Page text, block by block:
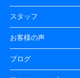
スタッフ
お客様の声
ブログ